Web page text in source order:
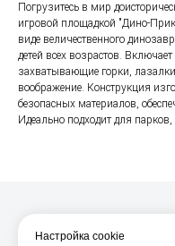
Погрузитесь в мир
игровой площадкой "Дино-
виде величественного
детей всех возрастов.
захватывающие горки,
воображение. Конструкция
безопасных материалов,
Идеально подходит для
Настройка cookie